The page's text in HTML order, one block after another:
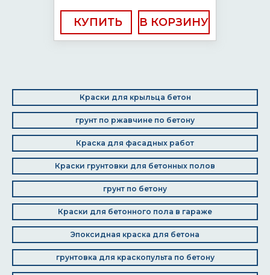
КУПИТЬ
Краски для крыльца бетон
грунт по ржавчине по бетону
Краска для фасадных работ
Краски грунтовки для бетонных полов
грунт по бетону
Краски для бетонного пола в гараже
Эпоксидная краска для бетона
грунтовка для краскопульта по бетону